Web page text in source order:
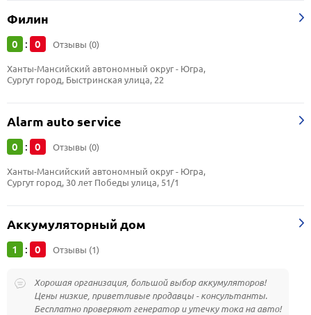
Филин
0 : 0 Отзывы (0)
Ханты-Мансийский автономный округ - Югра,
Сургут город, Быстринская улица, 22
Alarm auto service
0 : 0 Отзывы (0)
Ханты-Мансийский автономный округ - Югра,
Сургут город, 30 лет Победы улица, 51/1
Аккумуляторный дом
1 : 0 Отзывы (1)
Хорошая организация, большой выбор аккумуляторов!
Цены низкие, приветливые продавцы - консультанты.
Бесплатно проверяют генератор и утечку тока на авто!